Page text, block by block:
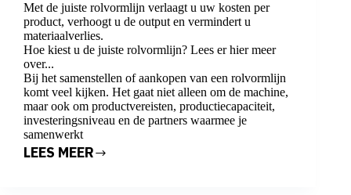
Met de juiste rolvormlijn verlaagt u uw kosten per
product, verhoogt u de output en vermindert u
materiaalverlies.
Hoe kiest u de juiste rolvormlijn? Lees er hier meer
over...
Bij het samenstellen of aankopen van een rolvormlijn
komt veel kijken. Het gaat niet alleen om de machine,
maar ook om productvereisten, productiecapaciteit,
investeringsniveau en de partners waarmee je
samenwerkt
LEES MEER
HOE